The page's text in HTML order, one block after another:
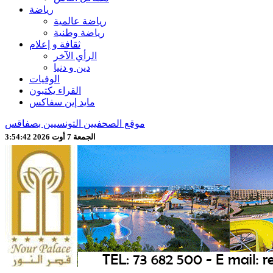
رياضة
رياضة عالمية
رياضة وطنية
ثقافة و إعلام
الرأي الآخر
دين و دنيا
الوفيات
القراء يكتبون
مايد إين سفاكس
موقع الصحفيين التونسيين بصفاقس
الجمعة 7 أوت 2026 3:54:43